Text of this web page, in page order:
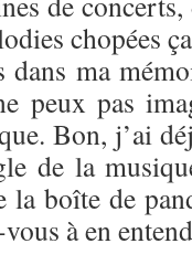
chopées
dans ma
peux pas
Bon, j’ai
de la
la boîte de
à en